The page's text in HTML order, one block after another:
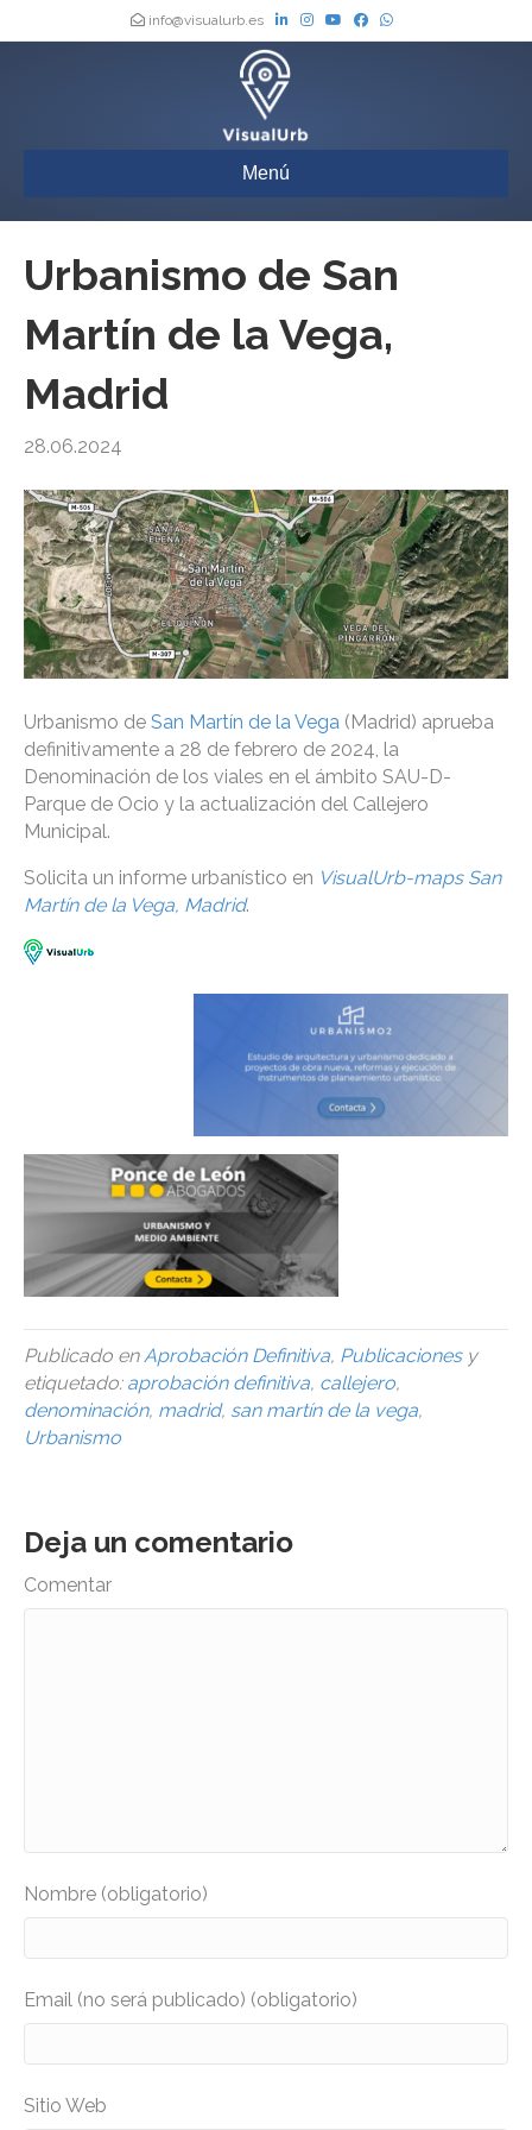
info@visualurb.es
Menú
Urbanismo de San
Martín de la Vega,
Madrid
28.06.2024
Urbanismo de San Martín de la Vega (Madrid) aprueba
definitivamente a 28 de febrero de 2024, la
Denominación de los viales en el ámbito SAU-D-
Parque de Ocio y la actualización del Callejero
Municipal.
Solicita un informe urbanístico en VisualUrb-maps San
Martín de la Vega, Madrid.
Publicado enAprobación Definitiva, Publicacionesy
etiquetado: aprobación definitiva, callejero,
denominación, madrid, san martín de la vega,
Urbanismo
Deja un comentario
Comentar
Nombre (obligatorio)
Email (no será publicado) (obligatorio)
Sitio Web